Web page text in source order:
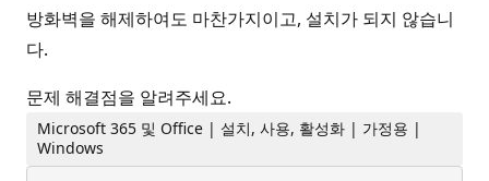
방화벽을 해제하여도 마찬가지이고, 설치가 되지 않습니
다.
문제 해결점을 알려주세요.
Microsoft 365 및 Office | 설치, 사용, 활성화 | 가정용 |
Windows